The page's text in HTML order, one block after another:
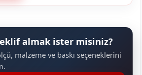
almak ister misiniz?
malzeme ve baskı seçeneklerini